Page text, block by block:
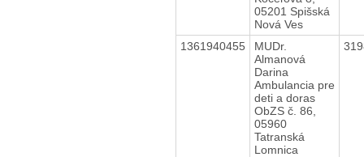
05201 Spišská
Nová Ves
1361940455
MUDr.
Almanová
Darina
Ambulancia pre
deti a doras
ObZS č. 86,
05960
Tatranská
Lomnica